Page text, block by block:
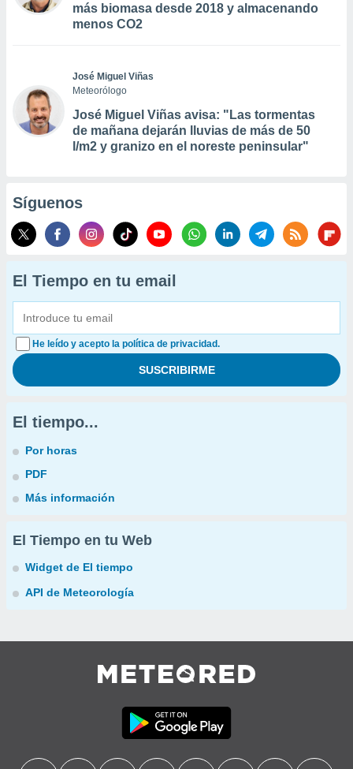
más biomasa desde 2018 y almacenando
menos CO2
José Miguel Viñas
Meteorólogo
José Miguel Viñas avisa: "Las tormentas
de mañana dejarán lluvias de más de 50
l/m2 y granizo en el noreste peninsular"
Síguenos
El Tiempo en tu email
He leído y acepto la política de privacidad.
El tiempo...
Por horas
PDF
Más información
El Tiempo en tu Web
Widget de El tiempo
API de Meteorología